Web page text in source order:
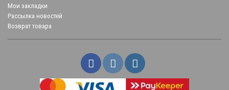
Мои закладки
Рассылка новостей
Возврат товара